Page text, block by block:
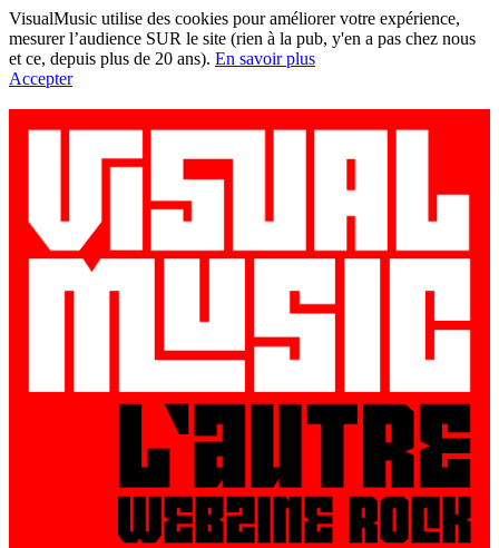
VisualMusic utilise des cookies pour améliorer votre expérience,
mesurer l’audience SUR le site (rien à la pub, y'en a pas chez nous
et ce, depuis plus de 20 ans). En savoir plus
Accepter